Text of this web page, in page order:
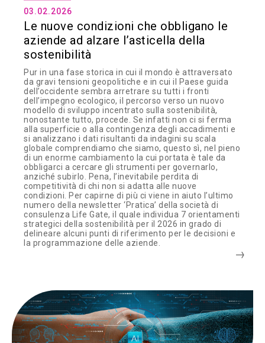
03.02.2026
Le nuove condizioni che obbligano le
aziende ad alzare l’asticella della
sostenibilità
Pur in una fase storica in cui il mondo è attraversato
da gravi tensioni geopolitiche e in cui il Paese guida
dell’occidente sembra arretrare su tutti i fronti
dell’impegno ecologico, il percorso verso un nuovo
modello di sviluppo incentrato sulla sostenibilità,
nonostante tutto, procede. Se infatti non ci si ferma
alla superficie o alla contingenza degli accadimenti e
si analizzano i dati risultanti da indagini su scala
globale comprendiamo che siamo, questo sì, nel pieno
di un enorme cambiamento la cui portata è tale da
obbligarci a cercare gli strumenti per governarlo,
anziché subirlo. Pena, l’inevitabile perdita di
competitività di chi non si adatta alle nuove
condizioni. Per capirne di più ci viene in aiuto l’ultimo
numero della newsletter ‘Pratica’ della società di
consulenza Life Gate, il quale individua 7 orientamenti
strategici della sostenibilità per il 2026 in grado di
delineare alcuni punti di riferimento per le decisioni e
la programmazione delle aziende.